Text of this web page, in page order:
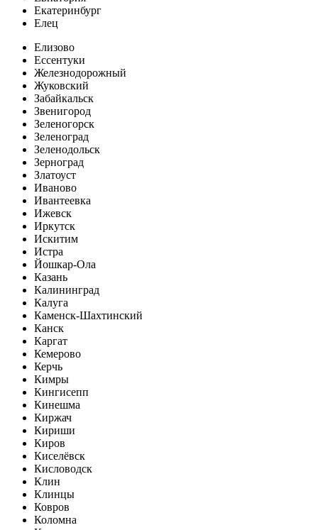
Екатеринбург
Елец
Елизово
Ессентуки
Железнодорожный
Жуковский
Забайкальск
Звенигород
Зеленогорск
Зеленоград
Зеленодольск
Зерноград
Златоуст
Иваново
Ивантеевка
Ижевск
Иркутск
Искитим
Истра
Йошкар-Ола
Казань
Калининград
Калуга
Каменск-Шахтинский
Канск
Каргат
Кемерово
Керчь
Кимры
Кингисепп
Кинешма
Киржач
Кириши
Киров
Киселёвск
Кисловодск
Клин
Клинцы
Ковров
Коломна